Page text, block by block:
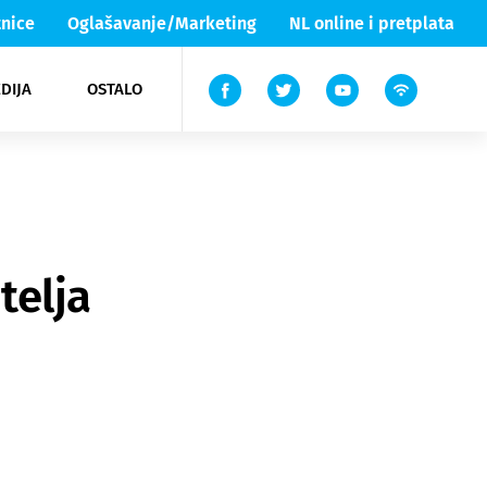
Oglašavanje/Marketing NL online i pretplata
OSTALO
Lika & Senj
TV